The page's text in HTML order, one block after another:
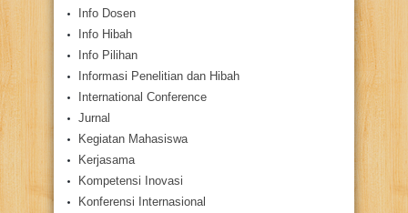
Info Dosen
Info Hibah
Info Pilihan
Informasi Penelitian dan Hibah
International Conference
Jurnal
Kegiatan Mahasiswa
Kerjasama
Kompetensi Inovasi
Konferensi Internasional